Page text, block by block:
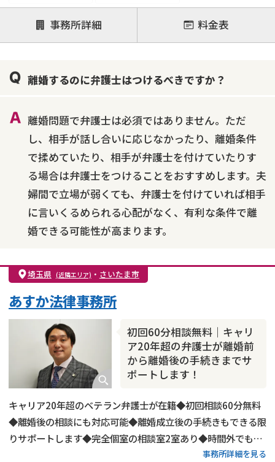
注力案件
離婚前相談
離婚調停
離婚裁判
不貞・不倫慰謝料請求
国際離婚
養育費問題
事務所詳細 料金表
離婚するのに弁護士はつけるべきですか？
離婚問題で弁護士は必須ではありません。ただ
し、相手が話し合いに応じなかったり、離婚条件
で揉めていたり、相手が弁護士を付けていたりす
る場合は弁護士をつけることをおすすめします。夫
婦間で立場が弱くても、弁護士を付けていれば相手
に言いくるめられる心配がなく、有利な条件で離
婚できる可能性が高まります。
埼玉県 (近隣エリア) ・ さいたま市
初回60分相談無料｜キャリ
ア20年超の弁護士が離婚前
から離婚後の手続きまでサ
ポートします！
あすか法律事務所
キャリア20年超のベテラン弁護士が在籍◆初回相談60分無料
◆離婚後の相談にも対応可能◆離婚成立後の手続きもできる限
りサポートします◆完全個室の相談室2室あり◆時間外でも相
談対応可能（要予約）◆JR「浦和駅」西口より徒歩9分
事務所詳細を見る